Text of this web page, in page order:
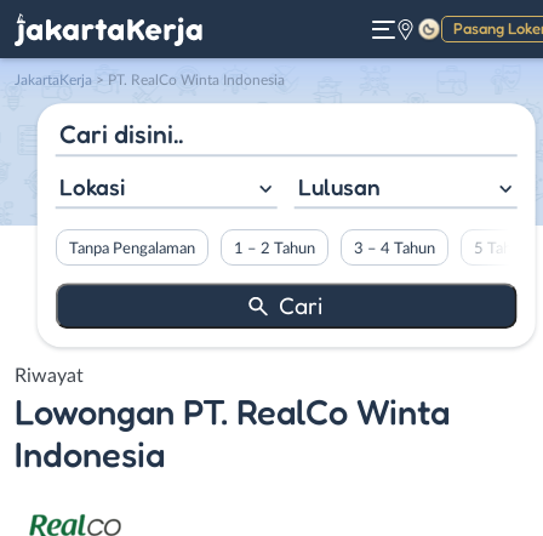
Pasang
Gelap
JakartaKerja > PT. RealCo Winta Indonesia
Lokasi Lulusan
Tanpa Pengalaman 1 – 2 Tahun 3 – 4 Tahun 5 Tahun
Riwayat
Lowongan PT. RealCo Winta
Indonesia